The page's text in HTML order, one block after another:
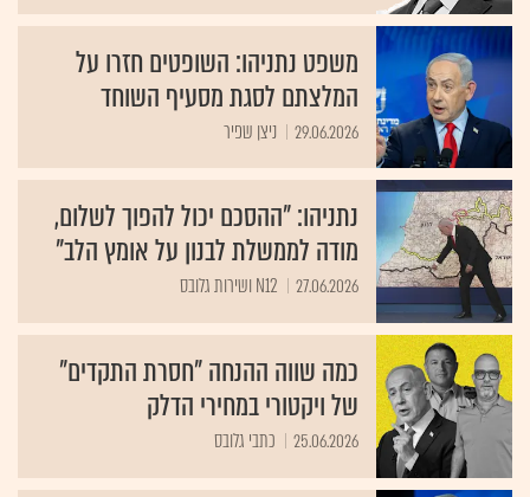
משפט נתניהו: השופטים חזרו על
המלצתם לסגת מסעיף השוחד
29.06.2026 ניצן שפיר
נתניהו: "ההסכם יכול להפוך לשלום,
מודה לממשלת לבנון על אומץ הלב"
27.06.2026 N12 ושירות גלובס
כמה שווה ההנחה "חסרת התקדים"
של ויקטורי במחירי הדלק
25.06.2026 כתבי גלובס